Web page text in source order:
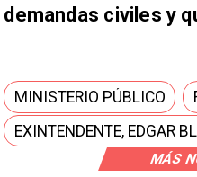
MÁS
demandas civiles y
MINISTERIO PÚBLICO
EXINTENDENTE, EDGAR